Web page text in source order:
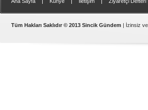
Tüm Hakları Saklıdır © 2013 Sincik Gündem | İzinsiz